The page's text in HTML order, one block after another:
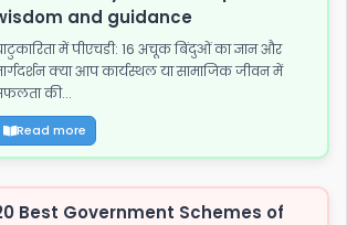
and guidance
में पीएचडी: 16 अचूक बिंदुओं का ज्ञान और
क्या आप कार्यस्थल या सामाजिक जीवन में
की...
Read more
Best Government Schemes of